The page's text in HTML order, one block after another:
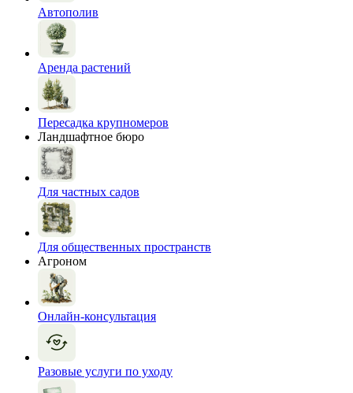
Автополив
Аренда растений
Пересадка крупномеров
Ландшафтное бюро
Для частных садов
Для общественных пространств
Агроном
Онлайн-консультация
Разовые услуги по уходу